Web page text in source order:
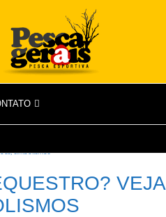
simbolismos
VEJA